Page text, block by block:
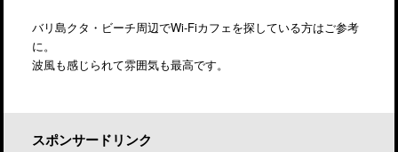
バリ島クタ・ビーチ周辺でWi-Fiカフェを探している方はご参考
に。
波風も感じられて雰囲気も最高です。
スポンサードリンク